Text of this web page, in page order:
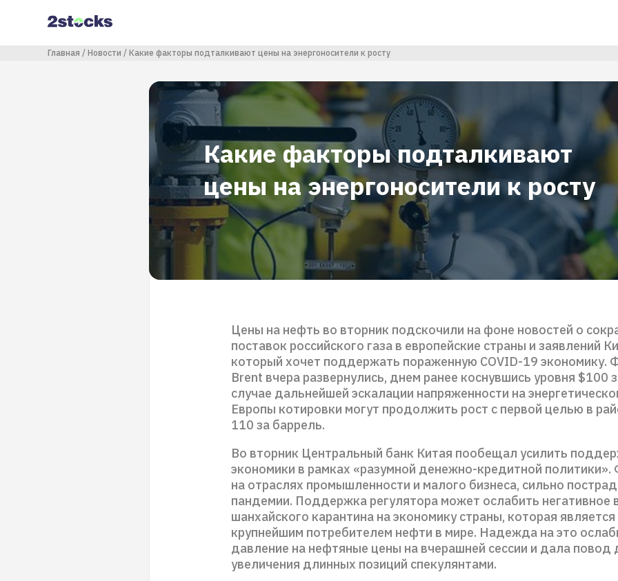
содержанию
Строка навигации
Главная Новости Какие факторы подталкивают цены на энергоносители к росту
Какие факторы подталкивают
цены на энергоносители к росту
Цены на нефть во вторник подскочили на фоне новостей о
поставок российского газа в европейские страны и заявлений
который хочет поддержать пораженную COVID-19 экономику.
Brent вчера развернулись, днем ранее коснувшись уровня $100
случае дальнейшей эскалации напряженности на
Европы котировки могут продолжить рост с первой целью в
110 за баррель.
Во вторник Центральный банк Китая пообещал усилить
экономики в рамках «разумной денежно-кредитной политики».
на отраслях промышленности и малого бизнеса, сильно
пандемии. Поддержка регулятора может ослабить негативное
шанхайского карантина на экономику страны, которая
крупнейшим потребителем нефти в мире. Надежда на это
давление на нефтяные цены на вчерашней сессии и дала повод
увеличения длинных позиций спекулянтами.